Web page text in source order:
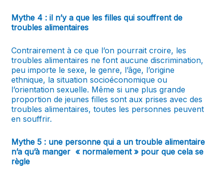
Mythe 4 : il n’y a que les filles qui souffrent de
troubles alimentaires
Contrairement à ce que l’on pourrait croire, les
troubles alimentaires ne font aucune discrimination,
peu importe le sexe, le genre, l’âge, l’origine
ethnique, la situation socioéconomique ou
l’orientation sexuelle. Même si une plus grande
proportion de jeunes filles sont aux prises avec des
troubles alimentaires, toutes les personnes peuvent
en souffrir.
Mythe 5 : une personne qui a un trouble alimentaire
n’a qu’à manger « normalement » pour que cela se
règle